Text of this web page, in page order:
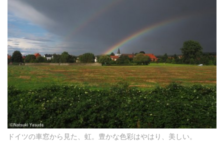
ドイツの車窓から見た、虹。豊かな色彩はやはり、美しい。